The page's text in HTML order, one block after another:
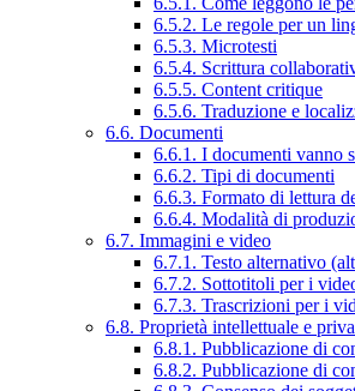
6.5.2. Le regole per un
6.5.3. Microtesti
6.5.4. Scrittura
6.5.5. Content critique
6.5.6. Traduzione e
6.6. Documenti
6.6.1. I documenti vanno
6.6.2. Tipi di documenti
6.6.3. Formato di lettura
6.6.4. Modalità di
6.7. Immagini e video
6.7.1. Testo alternativo
6.7.2. Sottotitoli per i
6.7.3. Trascrizioni per i
6.8. Proprietà intellettuale e
6.8.1. Pubblicazione di
6.8.2. Pubblicazione di